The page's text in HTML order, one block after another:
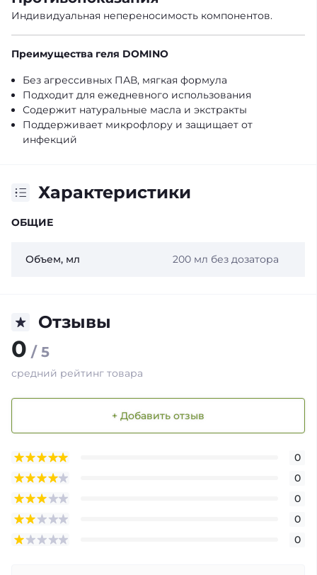
Индивидуальная непереносимость компонентов.
Преимущества геля DOMINO
Без агрессивных ПАВ, мягкая формула
Подходит для ежедневного использования
Содержит натуральные масла и экстракты
Поддерживает микрофлору и защищает от
инфекций
Характеристики
ОБЩИЕ
Объем, мл 200 мл без дозатора
Отзывы
0 / 5
средний рейтинг товара
+ Добавить отзыв
0
0
0
0
0